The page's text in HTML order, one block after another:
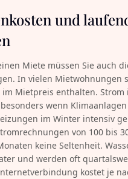
und
Miete müssen Sie auch
In vielen Mietwohnungen
im Mietpreis enthalten. Strom
wenn
im Winter intensiv
von 100 bis
keine Seltenheit.
und werden oft
kostet je